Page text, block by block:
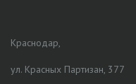
Краснодар,
ул. Красных Партизан, 377